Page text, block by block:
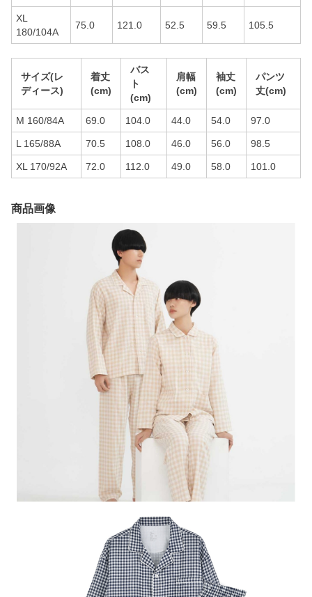
XL
180/104A
75.0 121.0 52.5 59.5 105.5
サイズ(レ
ディース)
着丈
(cm)
バス
ト
(cm)
肩幅
(cm)
袖丈
(cm)
パンツ
丈(cm)
M 160/84A 69.0 104.0 44.0 54.0 97.0
L 165/88A 70.5 108.0 46.0 56.0 98.5
XL 170/92A 72.0 112.0 49.0 58.0 101.0
商品画像